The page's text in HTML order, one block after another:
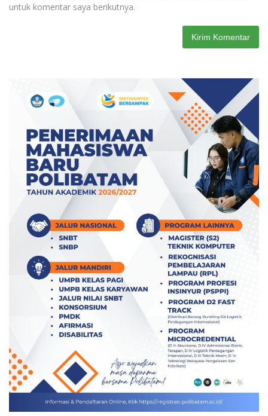
untuk komentar saya berikutnya.